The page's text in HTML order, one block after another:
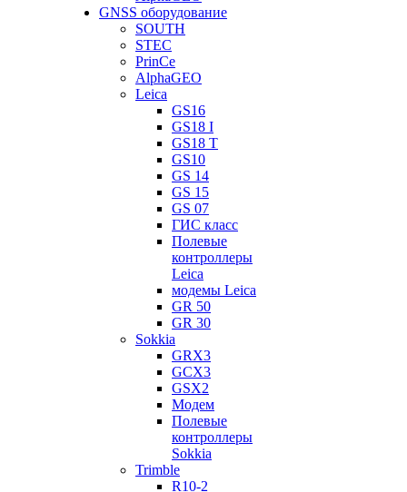
GNSS оборудование
SOUTH
STEC
PrinCe
AlphaGEO
Leica
GS16
GS18 I
GS18 T
GS10
GS 14
GS 15
GS 07
ГИС класс
Полевые
контроллеры
Leica
модемы Leica
GR 50
GR 30
Sokkia
GRX3
GCX3
GSX2
Модем
Полевые
контроллеры
Sokkia
Trimble
R10-2